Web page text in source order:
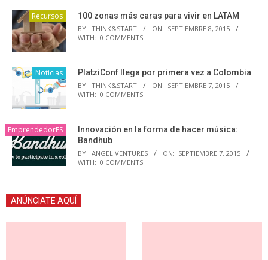
Recursos 100 zonas más caras para vivir en LATAM
BY: THINK&START ON: SEPTIEMBRE 8, 2015
WITH: 0 COMMENTS
Noticias PlatziConf llega por primera vez a Colombia
BY: THINK&START ON: SEPTIEMBRE 7, 2015
WITH: 0 COMMENTS
EmprendedorES
Innovación en la forma de hacer música:
Bandhub
BY: ANGEL VENTURES ON: SEPTIEMBRE 7, 2015
WITH: 0 COMMENTS
ANÚNCIATE AQUÍ